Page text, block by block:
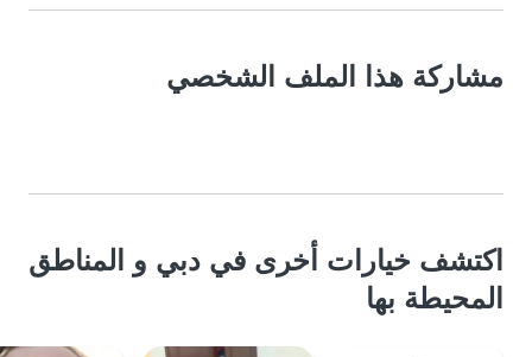
مشاركة هذا الملف الشخصي
اكتشف خيارات أخرى في دبي و المناطق
المحيطة بها